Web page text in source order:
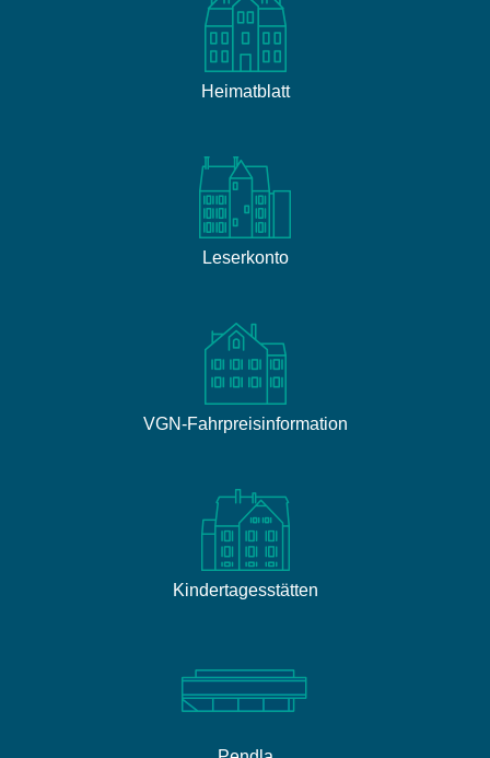
Heimatblatt
Leserkonto
VGN-Fahrpreisinformation
Kindertagesstätten